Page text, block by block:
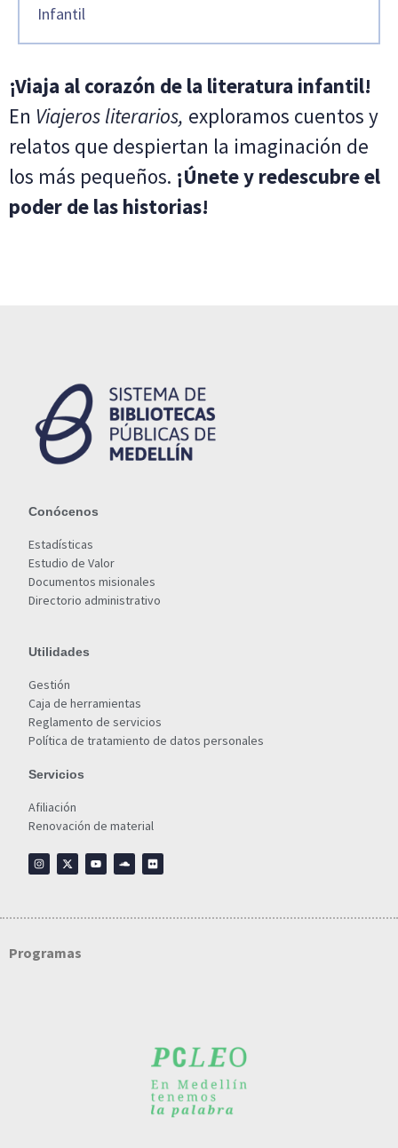
Infantil
¡Viaja al corazón de la literatura infantil!
En Viajeros literarios, exploramos cuentos y
relatos que despiertan la imaginación de
los más pequeños. ¡Únete y redescubre el
poder de las historias!
Conócenos
Estadísticas
Estudio de Valor
Documentos misionales
Directorio administrativo
Utilidades
Gestión
Caja de herramientas
Reglamento de servicios
Política de tratamiento de datos personales
Servicios
Afiliación
Renovación de material
Programas